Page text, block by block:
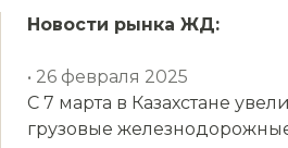
Новости рынка ЖД:
• 26 февраля 2025
С 7 марта в Казахстане
грузовые